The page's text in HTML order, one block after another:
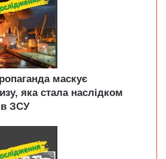
маскує
яка стала наслідком
ЗСУ